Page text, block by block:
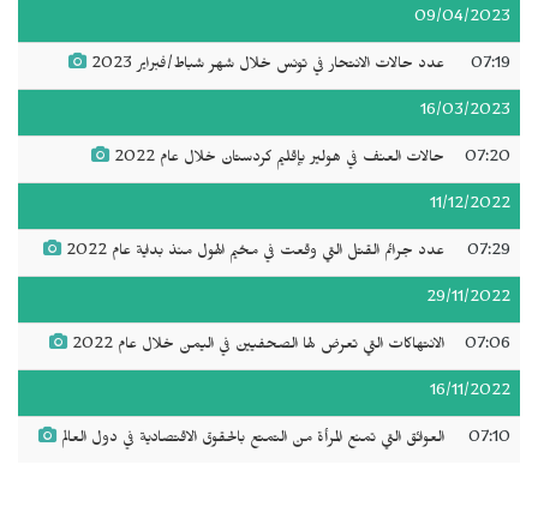
09/04/2023
07:19 عدد حالات الانتحار في تونس خلال شهر شباط/فبراير 2023
16/03/2023
07:20 حالات العنف في هولير بإقليم كردستان خلال عام 2022
11/12/2022
07:29 عدد جرائم القتل التي وقعت في مخيم الهول منذ بداية عام 2022
29/11/2022
07:06 الانتهاكات التي تعرض لها الصحفيين في اليمن خلال عام 2022
16/11/2022
07:10 العوائق التي تمنع المرأة من التمتع بالحقوق الاقتصادية في دول العالم